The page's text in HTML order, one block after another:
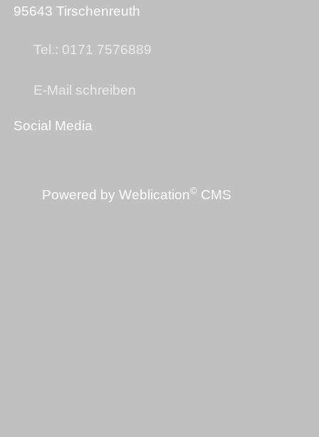
95643 Tirschenreuth
Tel.: 0171 7576889
E-Mail schreiben
Social Media
Powered by Weblication© CMS